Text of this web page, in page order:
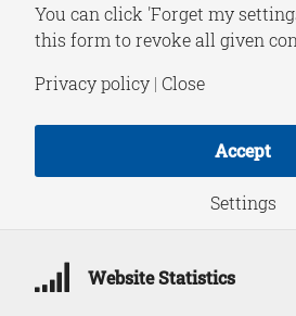
Column Rob
Veiligheid
maar
denken
You can click 'Forget my
this form to revoke all given
Privacy policy | Close
Accept
Settings
Website Statistics